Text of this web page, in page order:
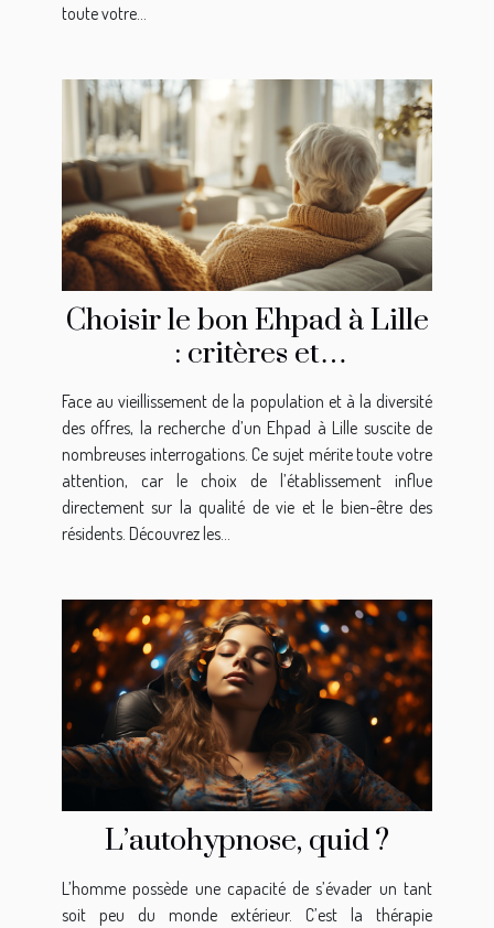
toute votre...
Choisir le bon Ehpad à Lille
: critères et
recommandations
Face au vieillissement de la population et à la diversité
des offres, la recherche d’un Ehpad à Lille suscite de
nombreuses interrogations. Ce sujet mérite toute votre
attention, car le choix de l’établissement influe
directement sur la qualité de vie et le bien-être des
résidents. Découvrez les...
L’autohypnose, quid ?
L’homme possède une capacité de s’évader un tant
soit peu du monde extérieur. C’est la thérapie